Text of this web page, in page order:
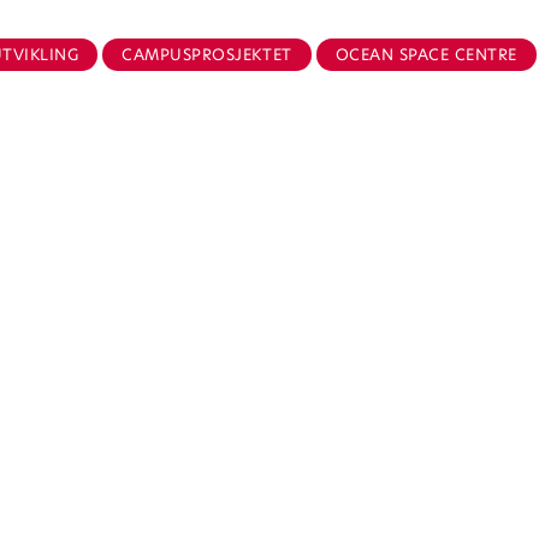
CAMPUSPROSJEKTET OCEAN SPACE CENTRE